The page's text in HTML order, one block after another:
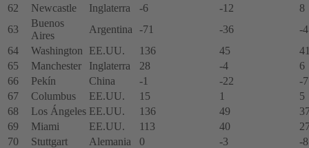
62
Newcastle Inglaterra -6 -12
8
63
Buenos
Aires
Argentina -71 -36
-
64
Washington EE.UU. 136 45
65
Manchester Inglaterra 28 -4
6
66
Pekín China -1 -22
-7
67
Columbus EE.UU. 15 1
5
68
Los Ángeles EE.UU. 136 49
69
Miami EE.UU. 113 40
70
Stuttgart Alemania 0 -3
-8